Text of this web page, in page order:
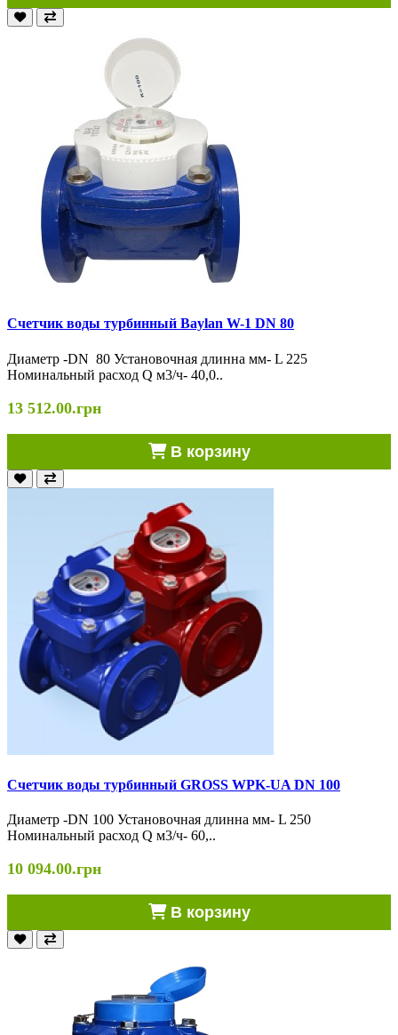
Cчетчик воды турбинный Baylan W-1 DN 80
Диаметр -DN 80 Установочная длинна мм- L 225
Номинальный расход Q м3/ч- 40,0..
13 512.00.грн
В корзину
Счетчик воды турбинный GROSS WPK-UA DN 100
Диаметр -DN 100 Установочная длинна мм- L 250
Номинальный расход Q м3/ч- 60,..
10 094.00.грн
В корзину